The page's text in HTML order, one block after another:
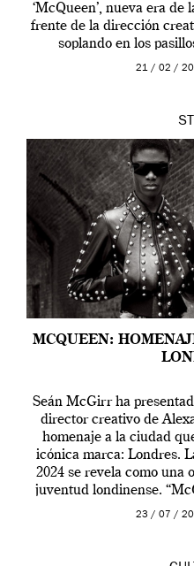
‘McQueen’, nueva era
frente de la dirección
soplando en los
McQueen se
21 / 02 /
MCQUEEN:
Seán McGirr ha
director creativo de
homenaje a la ciudad
icónica marca: Londres.
2024 se revela como una
juventud londinense.
en Londres
23 / 07 /